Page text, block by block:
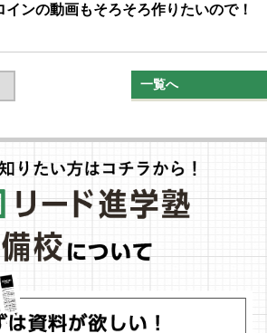
ンの動画もそろそろ作りたいので！
一覧へ